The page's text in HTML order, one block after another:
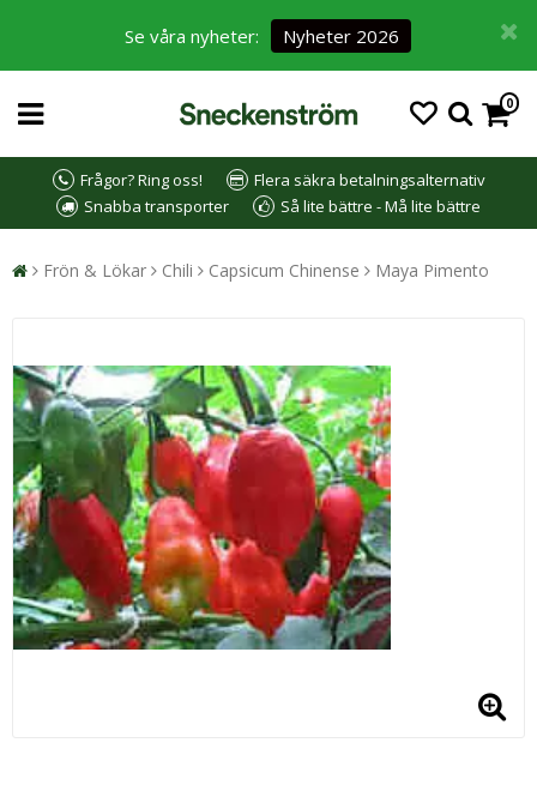
Se våra nyheter: Nyheter 2026
0
Frågor? Ring oss!
Flera säkra betalningsalternativ
Snabba transporter
Så lite bättre - Må lite bättre
Frön & Lökar Chili Capsicum Chinense Maya Pimento